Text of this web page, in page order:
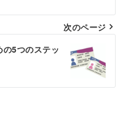
次のページ
5つのステッ